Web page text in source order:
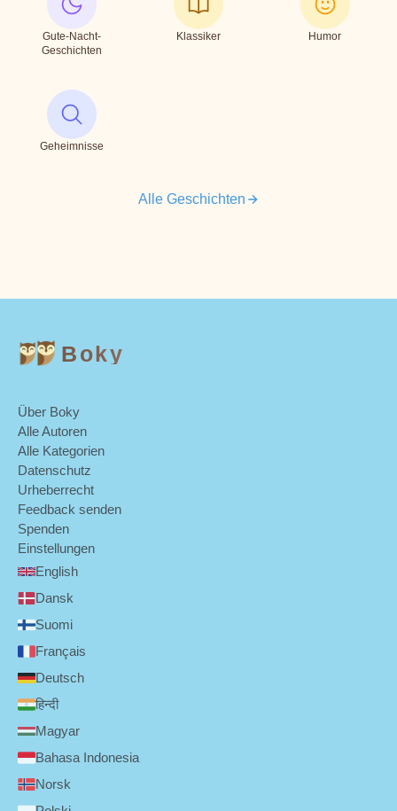
Gute-Nacht-
Geschichten
Klassiker Humor
Geheimnisse
Alle Geschichten
Boky
Über Boky
Alle Autoren
Alle Kategorien
Datenschutz
Urheberrecht
Feedback senden
Spenden
Einstellungen
English
Dansk
Suomi
Français
Deutsch
हिन्दी
Magyar
Bahasa Indonesia
Norsk